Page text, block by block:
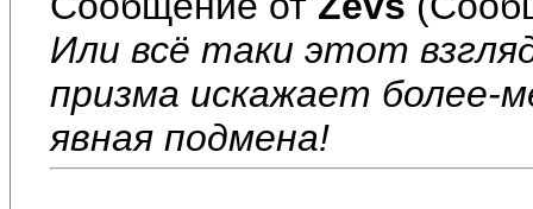
Или всё таки этот
призма искажает более-
явная подмена!